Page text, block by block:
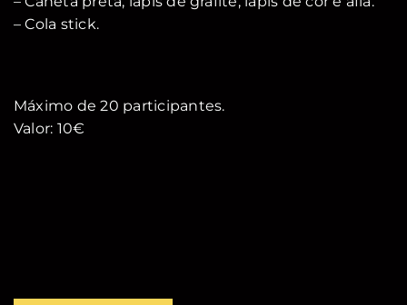
– Cola stick.
Máximo de 20 participantes.
Valor: 10€